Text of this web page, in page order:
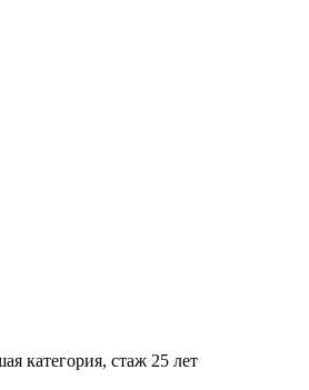
категория, стаж 25 лет